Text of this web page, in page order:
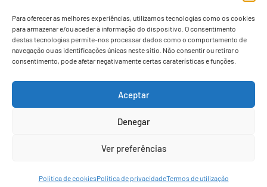
Para oferecer as melhores experiências, utilizamos tecnologias como os cookies
para armazenar e/ou aceder à informação do dispositivo. O consentimento
destas tecnologias permite-nos processar dados como o comportamento de
navegação ou as identificações únicas neste sítio. Não consentir ou retirar o
consentimento, pode afetar negativamente certas caraterísticas e funções.
Aceptar
Denegar
Ver preferências
Política de cookiesPolítica de privacidadeTermos de utilização